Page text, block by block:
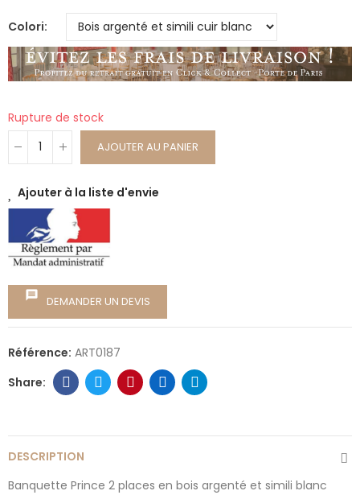
Colori
Rupture de stock
AJOUTER AU PANIER
Ajouter à la liste d'envie
message DEMANDER UN DEVIS
Référence: ART0187
DESCRIPTION
Banquette Prince 2 places en bois argenté et simili blanc